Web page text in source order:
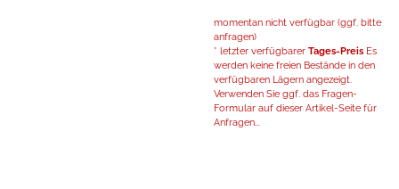
momentan nicht verfügbar (ggf. bitte
anfragen)
* letzter verfügbarer Tages-Preis Es
werden keine freien Bestände in den
verfügbaren Lägern angezeigt.
Verwenden Sie ggf. das Fragen-
Formular auf dieser Artikel-Seite für
Anfragen...